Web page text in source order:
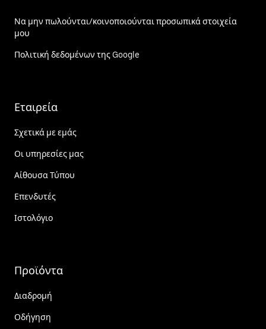
Να μην πωλούνται/κοινοποιούνται προσωπικά στοιχεία
μου
Πολιτική δεδομένων της Google
Εταιρεία
Σχετικά με εμάς
Οι υπηρεσίες μας
Αίθουσα Τύπου
Επενδυτές
Ιστολόγιο
Προϊόντα
Διαδρομή
Οδήγηση